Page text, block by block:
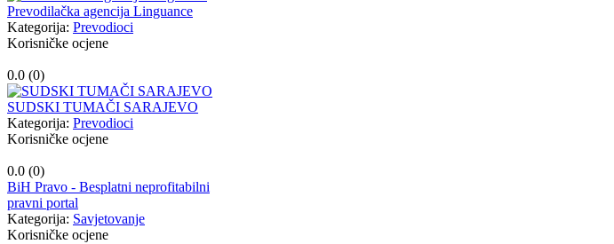
Prevodilačka agencija Linguance
Kategorija: Prevodioci
Korisničke ocjene
0.0 (0)
SUDSKI TUMAČI SARAJEVO
Kategorija: Prevodioci
Korisničke ocjene
0.0 (0)
BiH Pravo - Besplatni neprofitabilni
pravni portal
Kategorija: Savjetovanje
Korisničke ocjene